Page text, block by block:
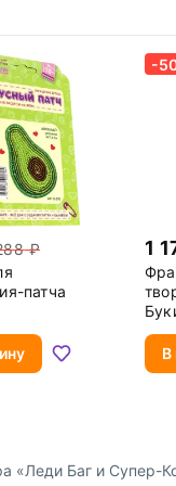
патча
-
1
В
«Леди Баг и